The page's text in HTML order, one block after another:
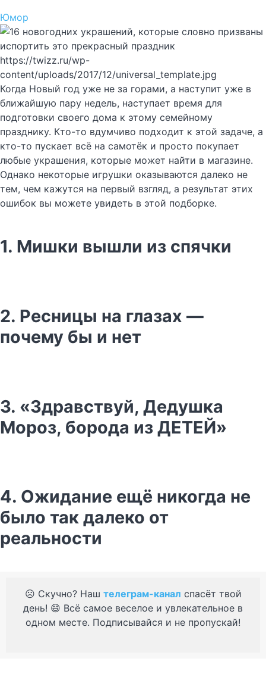
Юмор
https://twizz.ru/wp-
content/uploads/2017/12/universal_template.jpg
Когда Новый год уже не за горами, а наступит уже в
ближайшую пару недель, наступает время для
подготовки своего дома к этому семейному
празднику. Кто-то вдумчиво подходит к этой задаче, а
кто-то пускает всё на самотёк и просто покупает
любые украшения, которые может найти в магазине.
Однако некоторые игрушки оказываются далеко не
тем, чем кажутся на первый взгляд, а результат этих
ошибок вы можете увидеть в этой подборке.
1. Мишки вышли из спячки
2. Ресницы на глазах —
почему бы и нет
3. «Здравствуй, Дедушка
Мороз, борода из ДЕТЕЙ»
4. Ожидание ещё никогда не
было так далеко от
реальности
☹️ Скучно? Наш телеграм-канал спасёт твой
день! 😄 Всё самое веселое и увлекательное в
одном месте. Подписывайся и не пропускай!